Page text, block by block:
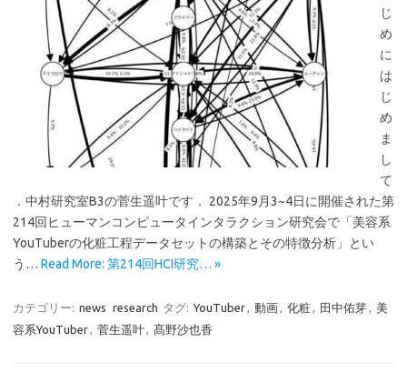
じ
め
に
は
じ
め
ま
し
て
．中村研究室B3の菅生遥叶です． 2025年9月3~4日に開催された第
214回ヒューマンコンピュータインタラクション研究会で「美容系
YouTuberの化粧工程データセットの構築とその特徴分析」とい
う… Read More: 第214回HCI研究… »
カテゴリー: news research タグ: YouTuber, 動画, 化粧, 田中佑芽, 美
容系YouTuber, 菅生遥叶, 髙野沙也香